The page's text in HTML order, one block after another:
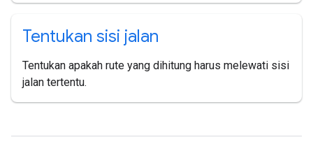
Tentukan sisi jalan
Tentukan apakah rute yang dihitung harus melewati sisi
jalan tertentu.